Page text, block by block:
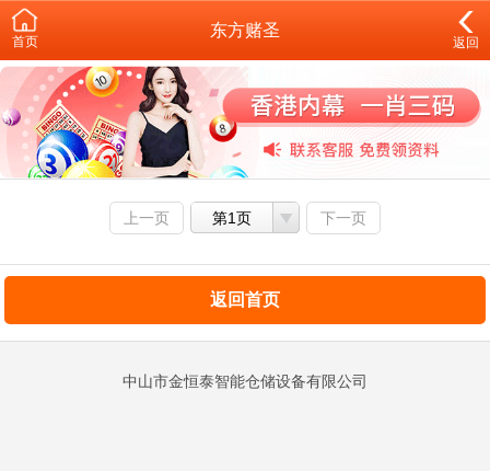
首页
东方赌圣
返回
上一页 第1页 下一页
返回首页
中山市金恒泰智能仓储设备有限公司